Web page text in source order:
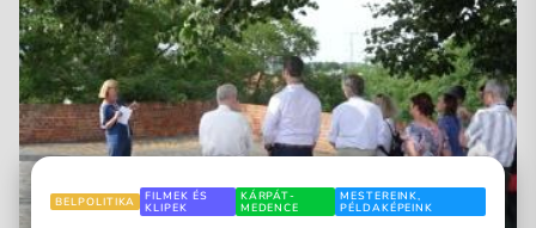
BELPOLITIKA
FILMEK ÉS
KLIPEK
KÁRPÁT-
MEDENCE
MESTEREINK,
PÉLDAKÉPEINK